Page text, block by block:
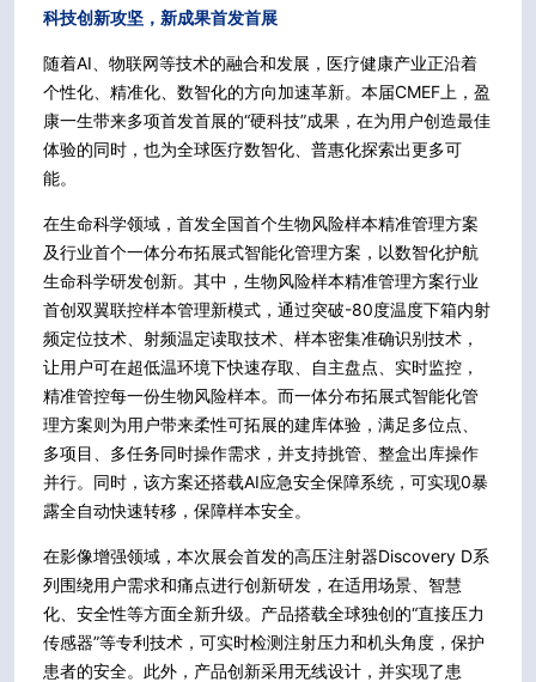
科技创新攻坚，新成果首发首展
随着AI、物联网等技术的融合和发展，医疗健康产业正沿着
个性化、精准化、数智化的方向加速革新。本届CMEF上，盈
康一生带来多项首发首展的“硬科技”成果，在为用户创造最佳
体验的同时，也为全球医疗数智化、普惠化探索出更多可
能。
在生命科学领域，首发全国首个生物风险样本精准管理方案
及行业首个一体分布拓展式智能化管理方案，以数智化护航
生命科学研发创新。其中，生物风险样本精准管理方案行业
首创双翼联控样本管理新模式，通过突破-80度温度下箱内射
频定位技术、射频温定读取技术、样本密集准确识别技术，
让用户可在超低温环境下快速存取、自主盘点、实时监控，
精准管控每一份生物风险样本。而一体分布拓展式智能化管
理方案则为用户带来柔性可拓展的建库体验，满足多位点、
多项目、多任务同时操作需求，并支持挑管、整盒出库操作
并行。同时，该方案还搭载AI应急安全保障系统，可实现0暴
露全自动快速转移，保障样本安全。
在影像增强领域，本次展会首发的高压注射器Discovery D系
列围绕用户需求和痛点进行创新研发，在适用场景、智慧
化、安全性等方面全新升级。产品搭载全球独创的“直接压力
传感器”等专利技术，可实时检测注射压力和机头角度，保护
患者的安全。此外，产品创新采用无线设计，并实现了患